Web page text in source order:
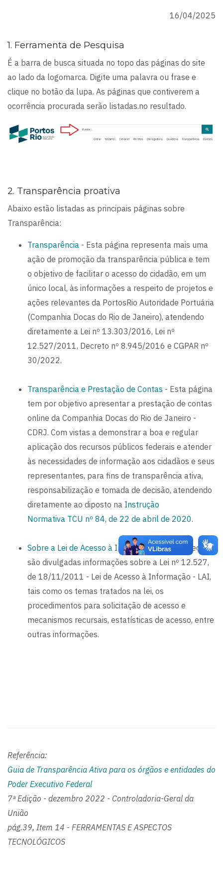
16/04/2025
1. Ferramenta de Pesquisa
É a barra de busca situada no topo das páginas do site
ao lado da logomarca. Digite uma palavra ou frase e
clique no botão da lupa. As páginas que contiverem a
ocorrência procurada serão listadas.no resultado.
2. Transparência proativa
Abaixo estão listadas as principais páginas sobre
Transparência:
Transparência - Esta página representa mais uma
ação de promoção da transparência pública e tem
o objetivo de facilitar o acesso do cidadão, em um
único local, às informações a respeito de projetos e
ações relevantes da PortosRio Autoridade Portuária
(Companhia Docas do Rio de Janeiro), atendendo
diretamente a Lei nº 13.303/2016, Lei nº
12.527/2011, Decreto nº 8.945/2016 e CGPAR nº
30/2022.
Transparência e Prestação de Contas - Esta página
tem por objetivo apresentar a prestação de contas
online da Companhia Docas do Rio de Janeiro -
CDRJ. Com vistas a demonstrar a boa e regular
aplicação dos recursos públicos federais e atender
às necessidades de informação aos cidadãos e seus
representantes, para fins de transparência ativa,
responsabilização e tomada de decisão, atendendo
diretamente ao diposto na Instrução
Normativa TCU nº 84, de 22 de abril de 2020.
Sobre a Lei de Acesso à Informação- Nesta seção
são divulgadas informações sobre a Lei nº 12.527,
de 18/11/2011 - Lei de Acesso à Informação - LAI,
tais como os temas tratados na lei, os
procedimentos para solicitação de acesso e
mecanismos recursais, estatísticas de acesso, entre
outras informações.
Referência:
Guia de Transparência Ativa para os órgãos e entidades do
Poder Executivo Federal
7ª Edição - dezembro 2022 - Controladoria-Geral da
União
pág.39, Item 14 - FERRAMENTAS E ASPECTOS
TECNOLÓGICOS